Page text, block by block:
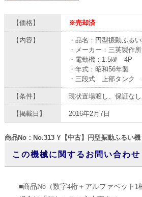
【価格】 ※売却済
【内容】
・品名：円型振動ふる
・メーカー：三英製作所
・電動機：1.5㎾ 4P
・年式：昭和56年製
・三段式 上部タンク
【条件】 現状置場渡し、保証なし
【掲載日】 2016年2月7日
商品No：No.313 Y【中古】円型振動ふるい機
この機械に関するお問い合わせ